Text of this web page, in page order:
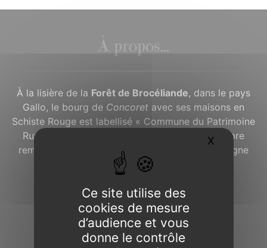
À propos...
À la lisière de la Forêt de Brocéliande, dans le pays
Gallo, le bourg de Concoret avec ses maisons en
Schiste Rouge est labellisé « Commune du Patrimoine
Rural de Bretagne ». À l’ouest du village, un arbre
remarquable, le « Chêne à Guillotin », accompagne
depuis plusieurs siècles les Concoretois et
Concoretoises.
Horaires d’ouverture de la mairie :
Lundi : 9h à 11h45
Ce site utilise des
cookies de mesure
d’audience et vous
donne le contrôle
X Masquer